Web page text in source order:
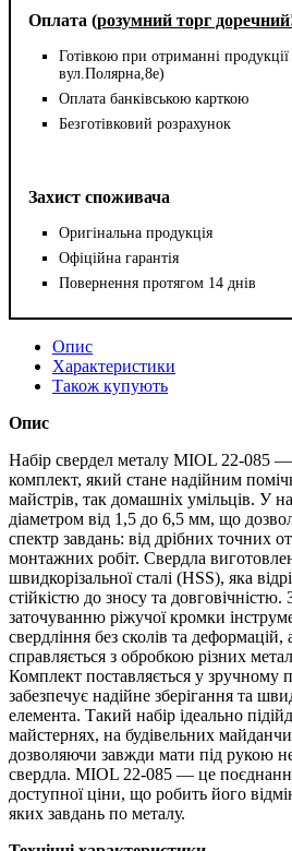
Оплата (розумний торг
Готівкою при отриманні продукції
вул.Полярна,8е)
Оплата банківською карткою
Безготівковий розрахунок
Захист споживача
Оригінальна продукція
Офіційна гарантія
Повернення протягом 14 днів
Опис
Характеристики
Також купують
Опис
Набір свердел металу MIOL 22‑085
комплект, який стане надійним
майстрів, так домашніх умільців. У
діаметром від 1,5 до 6,5 мм, що
спектр завдань: від дрібних точних
монтажних робіт. Свердла
швидкорізальної сталі (HSS), яка
стійкістю до зносу та
заточуванню ріжучої кромки
свердління без сколів та деформацій,
справляється з обробкою різних
Комплект поставляється у зручному
забезпечує надійне зберігання та
елемента. Такий набір ідеально
майстернях, на будівельних
дозволяючи завжди мати під рукою
свердла. MIOL 22-085 — це поєднання
доступної ціни, що робить його
яких завдань по металу.